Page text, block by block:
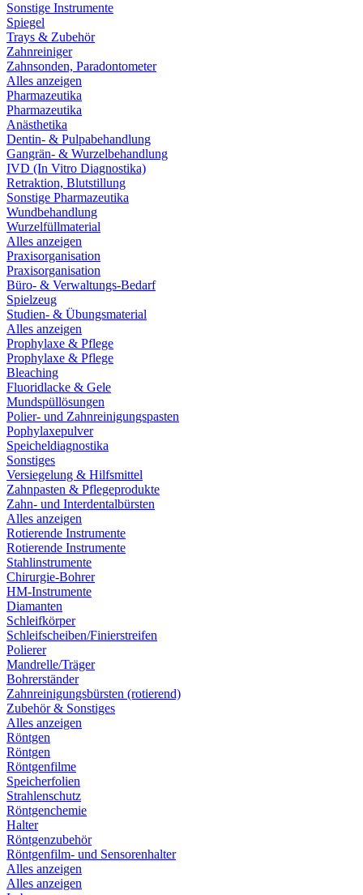
Sonstige Instrumente
Spiegel
Trays & Zubehör
Zahnreiniger
Zahnsonden, Paradontometer
Alles anzeigen
Pharmazeutika
Pharmazeutika
Anästhetika
Dentin- & Pulpabehandlung
Gangrän- & Wurzelbehandlung
IVD (In Vitro Diagnostika)
Retraktion, Blutstillung
Sonstige Pharmazeutika
Wundbehandlung
Wurzelfüllmaterial
Alles anzeigen
Praxisorganisation
Praxisorganisation
Büro- & Verwaltungs-Bedarf
Spielzeug
Studien- & Übungsmaterial
Alles anzeigen
Prophylaxe & Pflege
Prophylaxe & Pflege
Bleaching
Fluoridlacke & Gele
Mundspüllösungen
Polier- und Zahnreinigungspasten
Pophylaxepulver
Speicheldiagnostika
Sonstiges
Versiegelung & Hilfsmittel
Zahnpasten & Pflegeprodukte
Zahn- und Interdentalbürsten
Alles anzeigen
Rotierende Instrumente
Rotierende Instrumente
Stahlinstrumente
Chirurgie-Bohrer
HM-Instrumente
Diamanten
Schleifkörper
Schleifscheiben/Finierstreifen
Polierer
Mandrelle/Träger
Bohrerständer
Zahnreinigungsbürsten (rotierend)
Zubehör & Sonstiges
Alles anzeigen
Röntgen
Röntgen
Röntgenfilme
Speicherfolien
Strahlenschutz
Röntgenchemie
Halter
Röntgenzubehör
Röntgenfilm- und Sensorenhalter
Alles anzeigen
Alles anzeigen